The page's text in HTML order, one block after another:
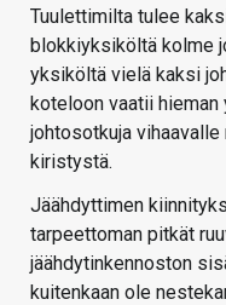
Tuulettimilta tulee
blokkiyksiköltä kolme
yksiköltä vielä kaksi
koteloon vaatii hieman
johtosotkuja
kiristystä.
Jäähdyttimen
tarpeettoman pitkät
jäähdytinkennoston
kuitenkaan ole